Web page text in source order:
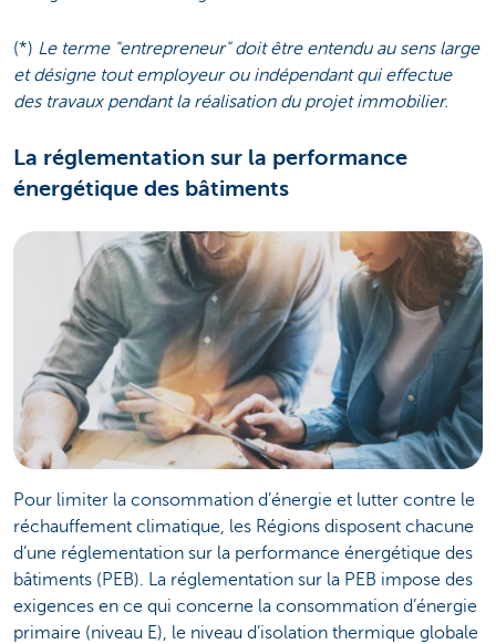
(*) Le terme "entrepreneur" doit être entendu au sens large
et désigne tout employeur ou indépendant qui effectue
des travaux pendant la réalisation du projet immobilier.
La réglementation sur la performance
énergétique des bâtiments
Pour limiter la consommation d’énergie et lutter contre le
réchauffement climatique, les Régions disposent chacune
d’une réglementation sur la performance énergétique des
bâtiments (PEB). La réglementation sur la PEB impose des
exigences en ce qui concerne la consommation d’énergie
primaire (niveau E), le niveau d’isolation thermique globale